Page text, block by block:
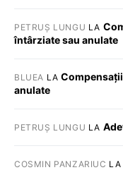
PETRUȘ LUNGU LA
întârziate sau anulate
BLUEA LA
anulate
PETRUȘ LUNGU LA
COSMIN PANZARIUC LA